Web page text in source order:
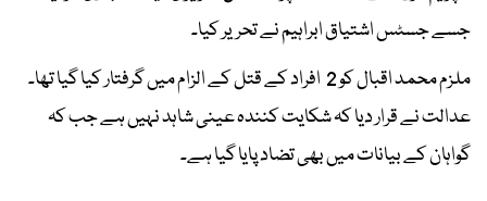
جسے جسٹس اشتیاق ابراہیم نے تحریر کیا۔
ملزم محمد اقبال کو 2 افراد کے قتل کے الزام میں گرفتار کیا گیا تھا۔
عدالت نے قرار دیا کہ شکایت کنندہ عینی شاہد نہیں ہے جب کہ
گواہان کے بیانات میں بھی تضاد پایا گیا ہے۔